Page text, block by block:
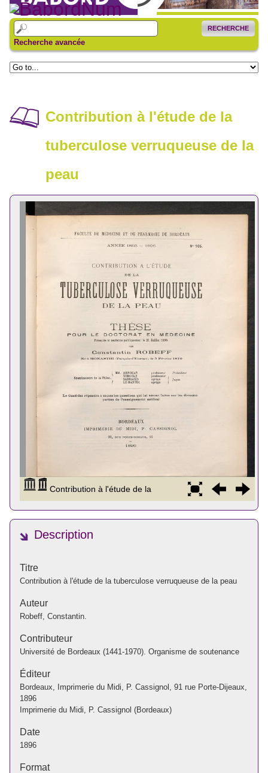
RECHERCHE
Recherche avancée
Contribution à l'étude de la
tuberculose verruqueuse de la
peau
Description
Titre
Contribution à l'étude de la tuberculose verruqueuse de la peau
Auteur
Robeff, Constantin.
Contributeur
Université de Bordeaux (1441-1970). Organisme de soutenance
Éditeur
Bordeaux, Imprimerie du Midi, P. Cassignol, 91 rue Porte-Dijeaux,
1896
Imprimerie du Midi, P. Cassignol (Bordeaux)
Date
1896
Format